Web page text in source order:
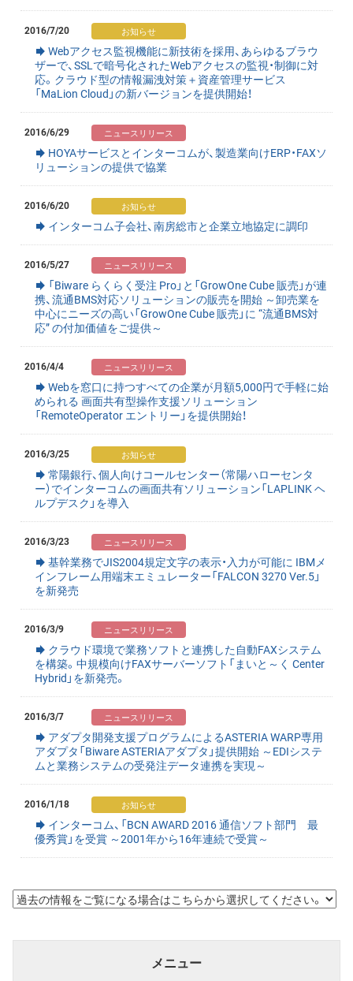
2016/7/20
Webアクセス監視機能に新技術を採用、あらゆるブラウ
ザーで、SSLで暗号化されたWebアクセスの監視・制御に対
応。クラウド型の情報漏洩対策＋資産管理サービス
「MaLion Cloud」の新バージョンを提供開始！
2016/6/29
HOYAサービスとインターコムが、製造業向けERP・FAXソ
リューションの提供で協業
2016/6/20
インターコム子会社、南房総市と企業立地協定に調印
2016/5/27
「Biware らくらく受注 Pro」と「GrowOne Cube 販売」が連
携、流通BMS対応ソリューションの販売を開始 ～卸売業を
中心にニーズの高い「GrowOne Cube 販売」に “流通BMS対
応” の付加価値をご提供～
2016/4/4
Webを窓口に持つすべての企業が月額5,000円で手軽に始
められる 画面共有型操作支援ソリューション
「RemoteOperator エントリー」を提供開始！
2016/3/25
常陽銀行、個人向けコールセンター（常陽ハローセンタ
ー）でインターコムの画面共有ソリューション「LAPLINK ヘ
ルプデスク」を導入
2016/3/23
基幹業務でJIS2004規定文字の表示・入力が可能に IBMメ
インフレーム用端末エミュレーター「FALCON 3270 Ver.5」
を新発売
2016/3/9
クラウド環境で業務ソフトと連携した自動FAXシステム
を構築。中規模向けFAXサーバーソフト「まいと～く Center
Hybrid」を新発売。
2016/3/7
アダプタ開発支援プログラムによるASTERIA WARP専用
アダプタ「Biware ASTERIAアダプタ」提供開始 ～EDIシステ
ムと業務システムの受発注データ連携を実現～
2016/1/18
インターコム、「BCN AWARD 2016 通信ソフト部門 最
優秀賞」を受賞 ～2001年から16年連続で受賞～
メニュー